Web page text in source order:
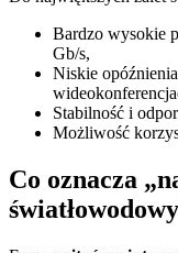
Bardzo wysokie
Gb/s,
Niskie
Stabilność i
Możliwość
Co oznacza